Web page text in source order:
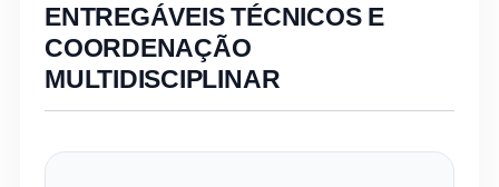
ENTREGÁVEIS TÉCNICOS E
COORDENAÇÃO
MULTIDISCIPLINAR